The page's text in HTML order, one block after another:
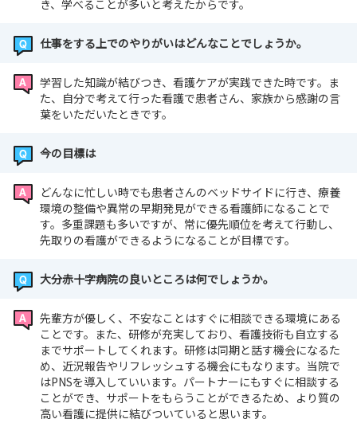
き、学べることが多いと考えたからです。
仕事をする上でのやりがいはどんなことでしょうか。
学習した知識が結びつき、看護ケアが実践できた時です。ま
た、自分で考えて行った看護で患者さん、家族から感謝の言
葉をいただいたときです。
今の目標は
どんなに忙しい時でも患者さんのベッドサイドに行き、療養
環境の整備や異常の早期発見ができる看護師になることで
す。多重課題も多いですが、常に優先順位を考えて行動し、
先取りの看護ができるようになることが目標です。
大分赤十字病院の良いところは何でしょうか。
先輩方が優しく、不安なことはすぐに相談できる環境にある
ことです。また、研修が充実しており、看護技術も自立する
までサポートしてくれます。研修は同期と話す機会になるた
め、近況報告やリフレッシュする機会にもなります。当院で
はPNSを導入していいます。パートナーにもすぐに相談する
ことができ、サポートをもらうことができるため、より質の
高い看護に提供に結びついていると思います。